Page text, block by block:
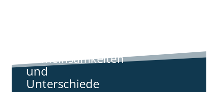
Gemeinsamkeiten
und
Unterschiede